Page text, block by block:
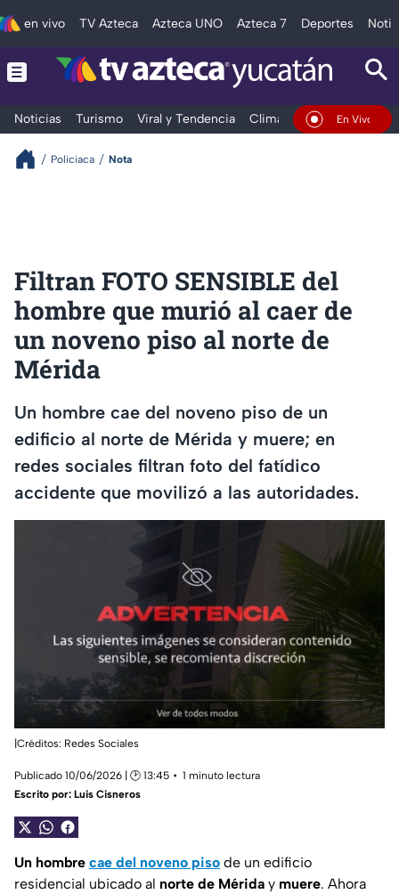
en vivo TV Azteca Azteca UNO Azteca 7 Deportes
Noticias Turismo Viral y Tendencia Clima DeportesEn Vivo
Policiaca Nota
Filtran FOTO SENSIBLE del
hombre que murió al caer de
un noveno piso al norte de
Mérida
Un hombre cae del noveno piso de un
edificio al norte de Mérida y muere; en
redes sociales filtran foto del fatídico
accidente que movilizó a las autoridades.
|Créditos: Redes Sociales
Publicado 10/06/2026 | 🕑 13:45
1 minuto lectura
Escrito por: Luis Cisneros
Un hombre cae del noveno piso de un edificio
residencial ubicado al norte de Mérida y muere. Ahora